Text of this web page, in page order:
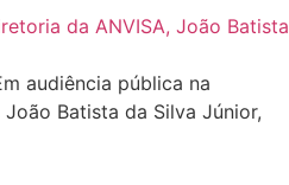
audiência pública na
Batista da Silva Júnior,